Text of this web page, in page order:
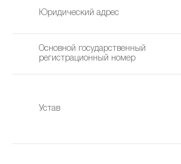
Юридический адрес
Основной государственный
регистрационный номер
Устав